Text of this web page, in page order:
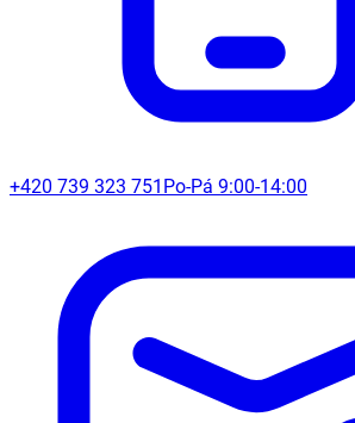
+420 739 323 751 Po-Pá 9:00-14:00